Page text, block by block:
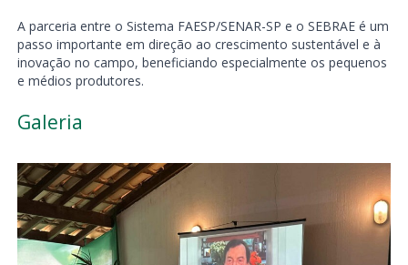
A parceria entre o Sistema FAESP/SENAR-SP e o SEBRAE é um
passo importante em direção ao crescimento sustentável e à
inovação no campo, beneficiando especialmente os pequenos
e médios produtores.
Galeria